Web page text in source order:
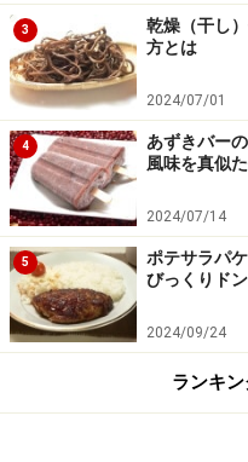
3
乾燥（干し
方とは
2024/07/01
4
あずきバー
風味を真似
2024/07/14
5
ポテサラパ
びっくりド
2024/09/24
ランキ